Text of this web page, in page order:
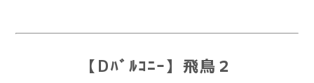
【Dﾊﾞﾙｺﾆｰ】飛鳥２